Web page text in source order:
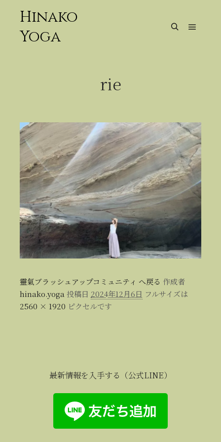
Hinako
Yoga
rie
靈氣ブラッシュアップコミュニティ へ戻る 作成者
hinako.yoga 投稿日 2024年12月6日 フルサイズは
2560 × 1920 ピクセルです
最新情報を入手する（公式LINE）